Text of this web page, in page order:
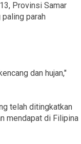
Provinsi Samar
paling parah
dan hujan,"
telah ditingkatkan
mendapat di Filipina